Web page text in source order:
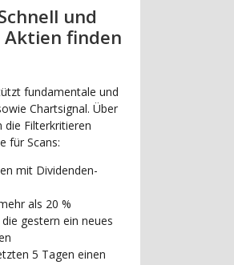
und
finden
fundamentale und
Chartsignal. Über
die Filterkritieren
für Scans:
mit Dividenden-
als 20 %
gestern ein neues
5 Tagen einen